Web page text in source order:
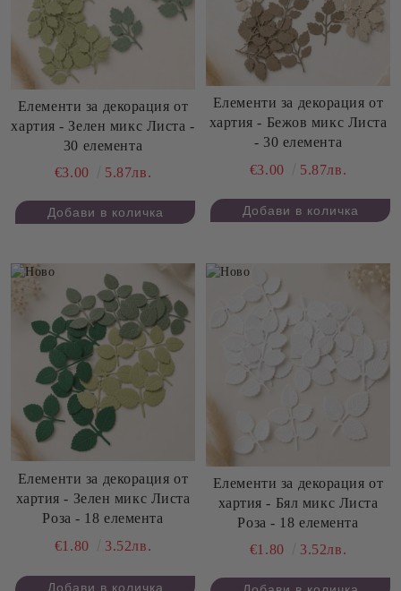
Елементи за декорация от
хартия - Зелен микс Листа -
30 елемента
€3.00
5.87лв.
Елементи за декорация от
хартия - Бежов микс Листа
- 30 елемента
€3.00
5.87лв.
Елементи за декорация от
хартия - Зелен микс Листа
Роза - 18 елемента
€1.80
3.52лв.
Елементи за декорация от
хартия - Бял микс Листа
Роза - 18 елемента
€1.80
3.52лв.